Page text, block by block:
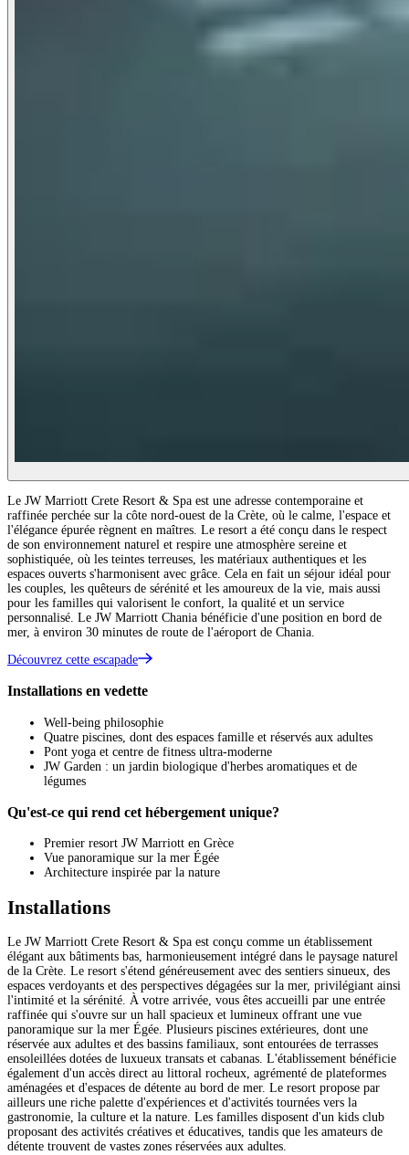
Le JW Marriott Crete Resort & Spa est une adresse contemporaine et
raffinée perchée sur la côte nord-ouest de la Crète, où le calme, l'espace et
l'élégance épurée règnent en maîtres. Le resort a été conçu dans le respect
de son environnement naturel et respire une atmosphère sereine et
sophistiquée, où les teintes terreuses, les matériaux authentiques et les
espaces ouverts s'harmonisent avec grâce. Cela en fait un séjour idéal pour
les couples, les quêteurs de sérénité et les amoureux de la vie, mais aussi
pour les familles qui valorisent le confort, la qualité et un service
personnalisé. Le JW Marriott Chania bénéficie d'une position en bord de
mer, à environ 30 minutes de route de l'aéroport de Chania.
Découvrez cette escapade
Installations en vedette
Well-being philosophie
Quatre piscines, dont des espaces famille et réservés aux adultes
Pont yoga et centre de fitness ultra-moderne
JW Garden : un jardin biologique d'herbes aromatiques et de
légumes
Qu'est-ce qui rend cet hébergement unique?
Premier resort JW Marriott en Grèce
Vue panoramique sur la mer Égée
Architecture inspirée par la nature
Installations
Le JW Marriott Crete Resort & Spa est conçu comme un établissement
élégant aux bâtiments bas, harmonieusement intégré dans le paysage naturel
de la Crète. Le resort s'étend généreusement avec des sentiers sinueux, des
espaces verdoyants et des perspectives dégagées sur la mer, privilégiant ainsi
l'intimité et la sérénité. À votre arrivée, vous êtes accueilli par une entrée
raffinée qui s'ouvre sur un hall spacieux et lumineux offrant une vue
panoramique sur la mer Égée. Plusieurs piscines extérieures, dont une
réservée aux adultes et des bassins familiaux, sont entourées de terrasses
ensoleillées dotées de luxueux transats et cabanas. L'établissement bénéficie
également d'un accès direct au littoral rocheux, agrémenté de plateformes
aménagées et d'espaces de détente au bord de mer. Le resort propose par
ailleurs une riche palette d'expériences et d'activités tournées vers la
gastronomie, la culture et la nature. Les familles disposent d'un kids club
proposant des activités créatives et éducatives, tandis que les amateurs de
détente trouvent de vastes zones réservées aux adultes.